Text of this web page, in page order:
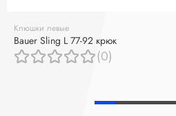
Клюшки левые
Bauer Sling L 77-92 крюк
(0)